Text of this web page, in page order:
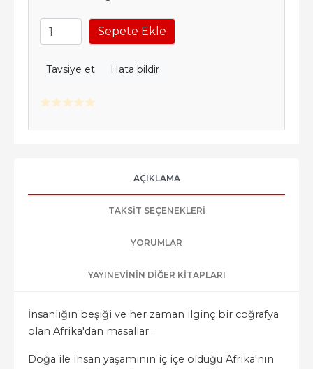
Sepete Ekle
Tavsiye et Hata bildir
AÇIKLAMA
TAKSIT SEÇENEKLERI
YORUMLAR
YAYINEVININ DIĞER KITAPLARI
İnsanlığın beşiği ve her zaman ilginç bir coğrafya
olan Afrika'dan masallar…
Doğa ile insan yaşamının iç içe olduğu Afrika'nın